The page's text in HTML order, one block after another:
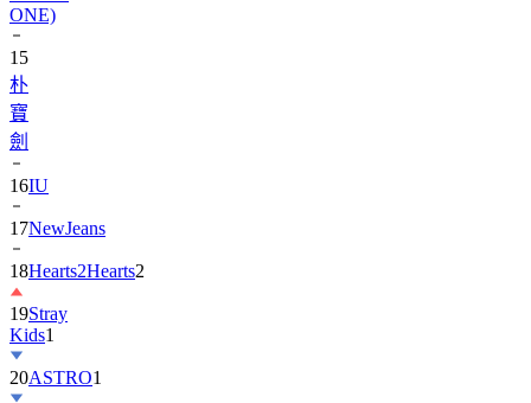
15
朴
寶
劍
16
17NewJeans
18Hearts2Hearts
19Stray
Kids
20ASTRO
21EXO